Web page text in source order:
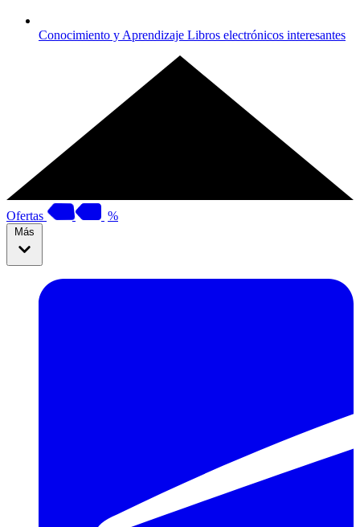
Conocimiento y Aprendizaje Libros electrónicos interesantes
Ofertas %
Más